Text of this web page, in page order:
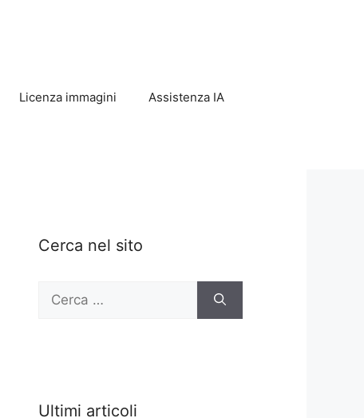
Licenza immagini Assistenza IA
Cerca nel sito
Ricerca
Ultimi articoli